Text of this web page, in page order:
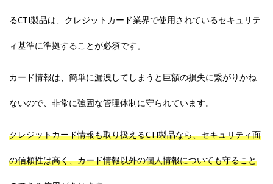
るCTI製品は、クレジットカード業界で使用されているセキュリテ
ィ基準に準拠することが必須です。
カード情報は、簡単に漏洩してしまうと巨額の損失に繋がりかね
ないので、非常に強固な管理体制に守られています。
クレジットカード情報も取り扱えるCTI製品なら、セキュリティ面
の信頼性は高く、カード情報以外の個人情報についても守ること